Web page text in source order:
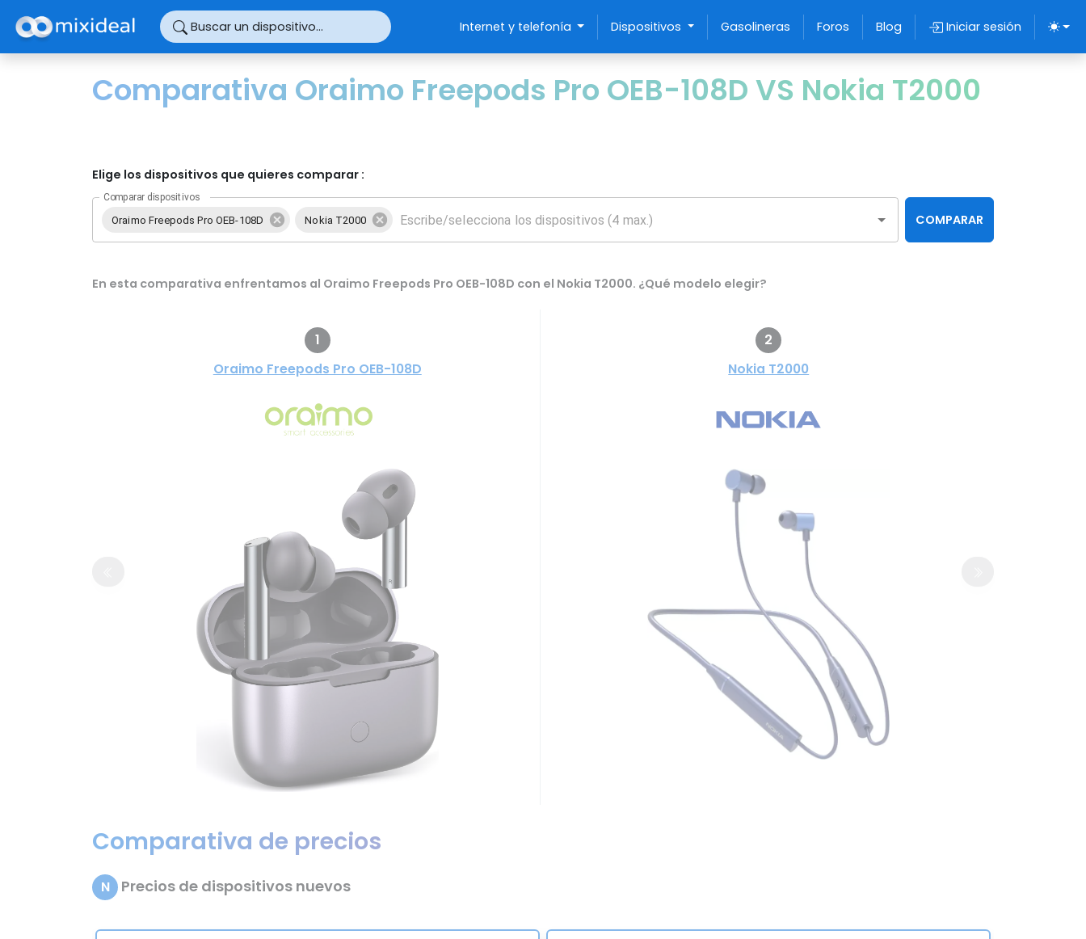
Buscar un dispositivo... Internet y telefonía Dispositivos Gasolineras Foros Blog Iniciar sesión
Comparativa Oraimo Freepods Pro OEB-108D VS Nokia T2000
Elige los dispositivos que quieres comparar :
Comparar dispositivos
Oraimo Freepods Pro OEB-108D Nokia T2000 COMPARAR
En esta comparativa enfrentamos al Oraimo Freepods Pro OEB-108D con el Nokia T2000. ¿Qué modelo elegir?
1
Oraimo Freepods Pro OEB-108D
2
Nokia T2000
Comparativa de precios
N Precios de dispositivos nuevos